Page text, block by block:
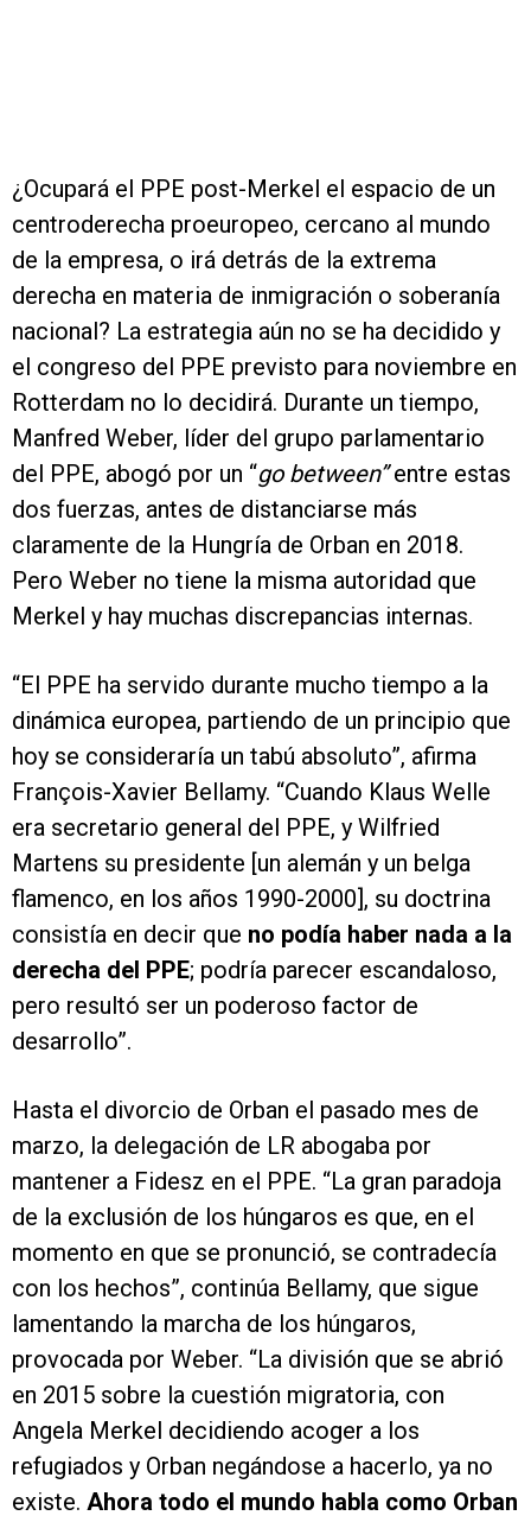
¿Ocupará el PPE post-Merkel el espacio de un
centroderecha proeuropeo, cercano al mundo
de la empresa, o irá detrás de la extrema
derecha en materia de inmigración o soberanía
nacional? La estrategia aún no se ha decidido y
el congreso del PPE previsto para noviembre en
Rotterdam no lo decidirá. Durante un tiempo,
Manfred Weber, líder del grupo parlamentario
del PPE, abogó por un “go between”entre estas
dos fuerzas, antes de distanciarse más
claramente de la Hungría de Orban en 2018.
Pero Weber no tiene la misma autoridad que
Merkel y hay muchas discrepancias internas.
“El PPE ha servido durante mucho tiempo a la
dinámica europea, partiendo de un principio que
hoy se consideraría un tabú absoluto”, afirma
François-Xavier Bellamy. “Cuando Klaus Welle
era secretario general del PPE, y Wilfried
Martens su presidente [un alemán y un belga
flamenco, en los años 1990-2000], su doctrina
consistía en decir que no podía haber nada a la
derecha del PPE; podría parecer escandaloso,
pero resultó ser un poderoso factor de
desarrollo”.
Hasta el divorcio de Orban el pasado mes de
marzo, la delegación de LR abogaba por
mantener a Fidesz en el PPE. “La gran paradoja
de la exclusión de los húngaros es que, en el
momento en que se pronunció, se contradecía
con los hechos”, continúa Bellamy, que sigue
lamentando la marcha de los húngaros,
provocada por Weber. “La división que se abrió
en 2015 sobre la cuestión migratoria, con
Angela Merkel decidiendo acoger a los
refugiados y Orban negándose a hacerlo, ya no
existe. Ahora todo el mundo habla como Orban